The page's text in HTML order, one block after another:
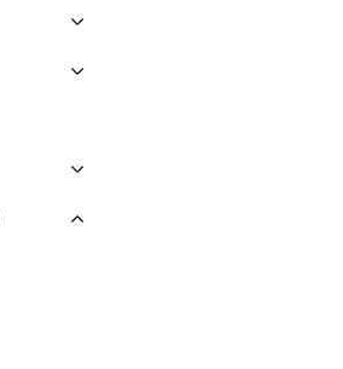
›
›
›
›